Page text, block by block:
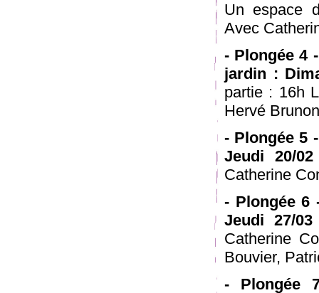
Un espace
Avec
- Plongée 4
jardin :
partie : 16h
Hervé
- Plongée 5
Jeudi 20/
Catherine
- Plongée 6
Jeudi 27/
Catherine
Bouvier,
- Plongée